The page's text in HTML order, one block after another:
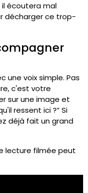
il écoutera mal
décharger ce trop-
une voix simple. Pas
c'est votre
sur une image et
ressent ici ?” Si
déjà fait un grand
lecture filmée peut